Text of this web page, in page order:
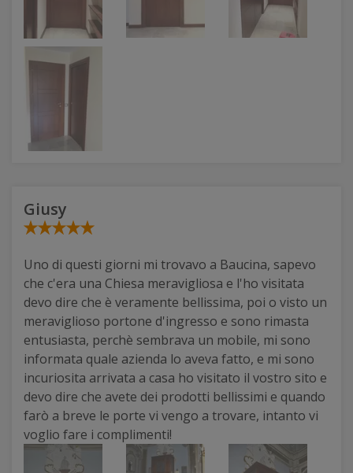
Giusy
Uno di questi giorni mi trovavo a Baucina, sapevo
che c'era una Chiesa meravigliosa e l'ho visitata
devo dire che è veramente bellissima, poi o visto un
meraviglioso portone d'ingresso e sono rimasta
entusiasta, perchè sembrava un mobile, mi sono
informata quale azienda lo aveva fatto, e mi sono
incuriosita arrivata a casa ho visitato il vostro sito e
devo dire che avete dei prodotti bellissimi e quando
farò a breve le porte vi vengo a trovare, intanto vi
voglio fare i complimenti!